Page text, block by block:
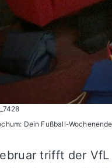
Dein Fußball-
trifft der